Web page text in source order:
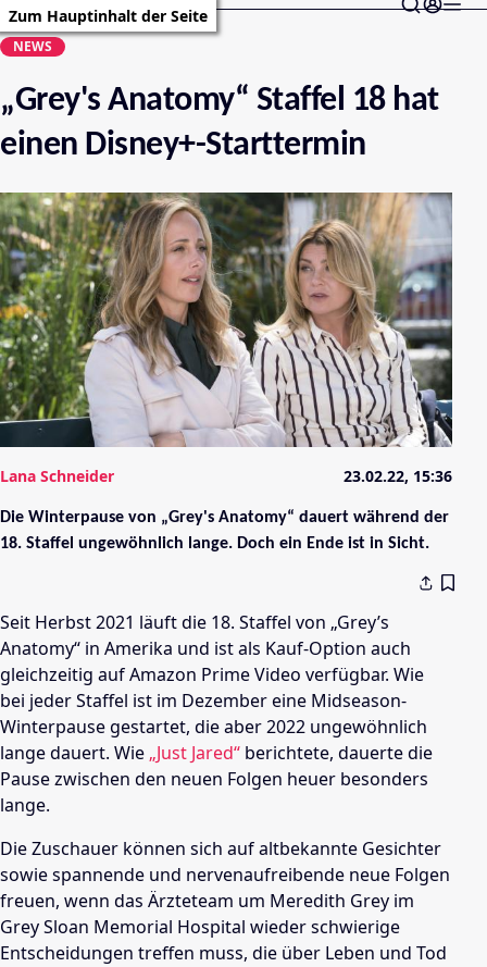
Zum Hauptinhalt der Seite
NEWS
„Grey's Anatomy“ Staffel 18 hat
einen Disney+-Starttermin
Lana Schneider 23.02.22, 15:36
Die Winterpause von „Grey's Anatomy“ dauert während der
18. Staffel ungewöhnlich lange. Doch ein Ende ist in Sicht.
Seit Herbst 2021 läuft die 18. Staffel von „Grey’s
Anatomy“ in Amerika und ist als Kauf-Option auch
gleichzeitig auf Amazon Prime Video verfügbar. Wie
bei jeder Staffel ist im Dezember eine Midseason-
Winterpause gestartet, die aber 2022 ungewöhnlich
lange dauert. Wie „Just Jared“ berichtete, dauerte die
Pause zwischen den neuen Folgen heuer besonders
lange.
Die Zuschauer können sich auf altbekannte Gesichter
sowie spannende und nervenaufreibende neue Folgen
freuen, wenn das Ärzteteam um Meredith Grey im
Grey Sloan Memorial Hospital wieder schwierige
Entscheidungen treffen muss, die über Leben und Tod